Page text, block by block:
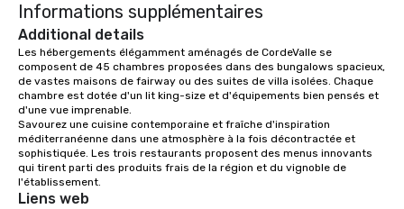
Informations supplémentaires
Additional details
Les hébergements élégamment aménagés de CordeValle se
composent de 45 chambres proposées dans des bungalows spacieux,
de vastes maisons de fairway ou des suites de villa isolées. Chaque
chambre est dotée d'un lit king-size et d'équipements bien pensés et
d'une vue imprenable.
Savourez une cuisine contemporaine et fraîche d'inspiration
méditerranéenne dans une atmosphère à la fois décontractée et
sophistiquée. Les trois restaurants proposent des menus innovants
qui tirent parti des produits frais de la région et du vignoble de
l'établissement.
Liens web